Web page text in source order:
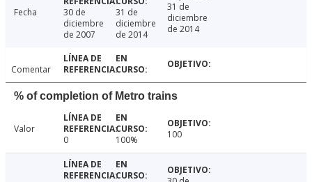
Fecha
30 de
diciembre
de 2007
31 de
diciembre
de 2014
31 de
diciembre
de 2014
Comentar
% of completion of Metro trains
Valor
0
100% 100